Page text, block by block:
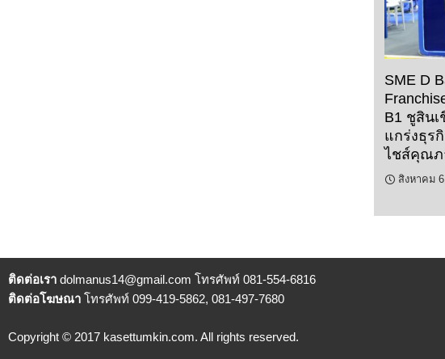
SME D
B1 ชูสินเ
แกร่งธุร
ไชส์คุณภ
สิงหาคม
ติดต่อเรา dolmanus14@gmail.com โทรศัพท์ 081-554-6816
ติดต่อโฆษณา โทรศัพท์ 099-419-5862, 081-497-7680
Copyright © 2017 kasettumkin.com. All rights reserved.